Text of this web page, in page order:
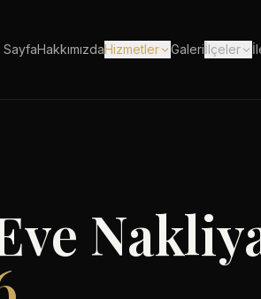
SayfaHakkımızdaHizmetler Galeriİlçeler